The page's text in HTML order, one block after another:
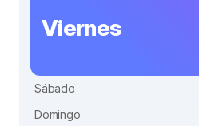
Viernes
Sábado
Domingo